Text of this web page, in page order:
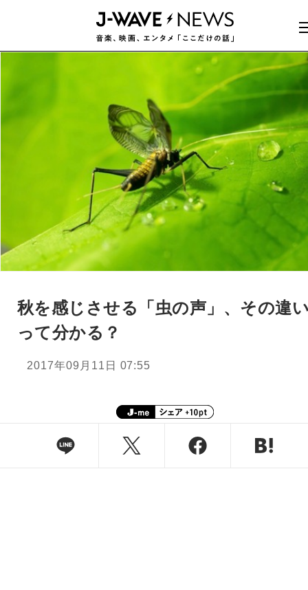
秋を感じさせる「虫の声」、その違
って分かる？
2017年09月11日 07:55